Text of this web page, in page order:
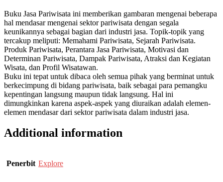
Buku Jasa Pariwisata ini memberikan gambaran mengenai beberapa
hal mendasar mengenai sektor pariwisata dengan segala
keunikannya sebagai bagian dari industri jasa. Topik-topik yang
tercakup meliputi: Memahami Pariwisata, Sejarah Pariwisata.
Produk Pariwisata, Perantara Jasa Pariwisata, Motivasi dan
Determinan Pariwisata, Dampak Pariwisata, Atraksi dan Kegiatan
Wisata, dan Profil Wisatawan.
Buku ini tepat untuk dibaca oleh semua pihak yang berminat untuk
berkecimpung di bidang pariwisata, baik sebagai para pemangku
kepentingan langsung maupun tidak langsung. Hal ini
dimungkinkan karena aspek-aspek yang diuraikan adalah elemen-
elemen mendasar dari sektor pariwisata dalam industri jasa.
Additional information
Penerbit Explore